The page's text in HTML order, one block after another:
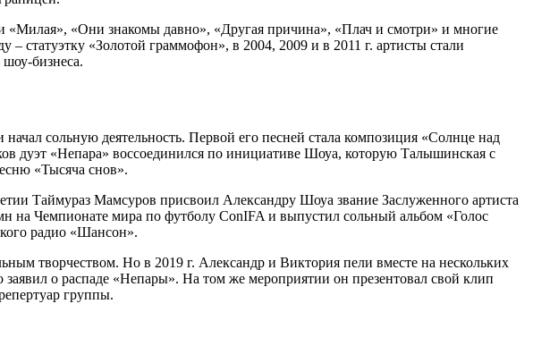
«Они знакомы давно», «Другая причина», «Плач и смотри» и многие
статуэтку «Золотой граммофон», в 2004, 2009 и в 2011 г. артисты стали
бизнеса.
сольную деятельность. Первой его песней стала композиция «Солнце над
дуэт «Непара» воссоединился по инициативе Шоуа, которую Талышинская с
«Тысяча снов».
Таймураз Мамсуров присвоил Александру Шоуа звание Заслуженного артиста
на Чемпионате мира по футболу ConIFA и выпустил сольный альбом «Голос
радио «Шансон».
творчеством. Но в 2019 г. Александр и Виктория пели вместе на нескольких
о распаде «Непары». На том же мероприятии он презентовал свой клип
группы.